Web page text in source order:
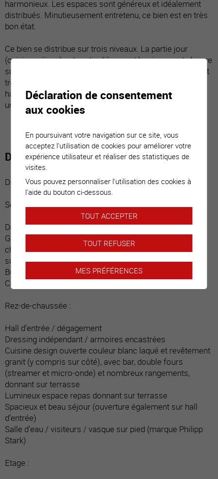
harmonieux. Les espaces sont généreux et idéalement
distribués. Minutieusement entretenu, ce bien est en très
bon état.
Ce bien se distribue sur trois niveaux. La partie jour
(cuisine, séjour) est particulièrement lumineuse et s’ouvre
sur une belle terrasse et sa pelouse. La suite parentale et
trois grandes chambres se partagent l’étage. Cette
habitation répond à toutes exigences et est idéale pour
une famille.
Distribution du bien
Distribution :
Sous-sol :
Dégagement
Grande pièce / actuellement carnotzet avec bar, table,
chaises, divan (24 places et 40 m2 non compris dans la
surface habitable)
Buanderie ouverte avec lave et sèche-linge
Cave
Rez-de-chaussée :
Hall d’entrée / dégagement
Dressing indépendant / armoires encastrées
Cuisine design ouverte couleur blanc laqué et revêtement
granit (y compris sur côté), avec bar, double fours
(streamer et micro-onde) et nombreux rangements,
donnant sur terrasse
Lumineux espace repas donnant sur terrasse
Spacieux et beau séjour (ouverture également sur hall
d’entrée)
Salle d’eau / visiteurs / vasque sur pied (marque Philipp
Stark)
Etage :
Déclaration de consentement
aux cookies
En poursuivant votre navigation sur ce site, vous
acceptez l'utilisation de cookies pour améliorer votre
expérience utilisateur et réaliser des statistiques de
visites.
Vous pouvez personnaliser l'utilisation des cookies à
l'aide du bouton ci-dessous.
TOUT ACCEPTER
TOUT REFUSER
MES PRÉFÉRENCES